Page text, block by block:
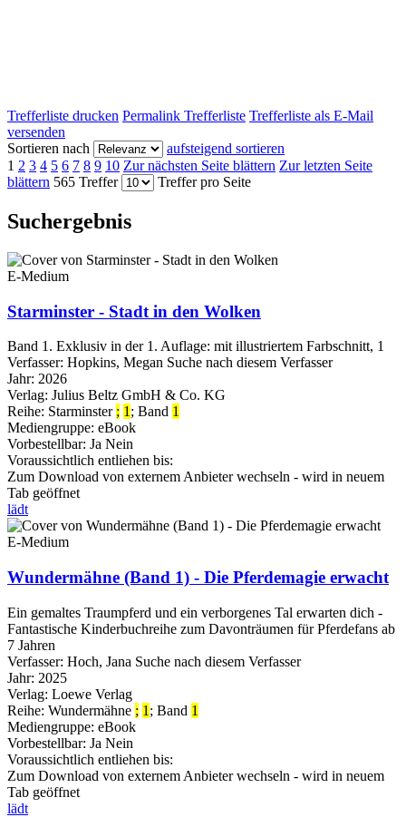
Trefferliste drucken Permalink Trefferliste Trefferliste als E-Mail
versenden
Sortieren nach
aufsteigend sortieren
1 2 3 4 5 6 7 8 9 10 Zur nächsten Seite blättern Zur letzten Seite
blättern 565 Treffer Treffer pro Seite
Suchergebnis
E-Medium
Starminster - Stadt in den Wolken
Band 1. Exklusiv in der 1. Auflage: mit illustriertem Farbschnitt, 1
Verfasser: Hopkins, Megan Suche nach diesem Verfasser
Jahr: 2026
Verlag: Julius Beltz GmbH & Co. KG
Reihe: Starminster ; 1 ; Band 1
Mediengruppe: eBook
Vorbestellbar: Ja Nein
Voraussichtlich entliehen bis:
Zum Download von externem Anbieter wechseln - wird in neuem
Tab geöffnet
lädt
E-Medium
Wundermähne (Band 1) - Die Pferdemagie erwacht
Ein gemaltes Traumpferd und ein verborgenes Tal erwarten dich -
Fantastische Kinderbuchreihe zum Davonträumen für Pferdefans ab
7 Jahren
Verfasser: Hoch, Jana Suche nach diesem Verfasser
Jahr: 2025
Verlag: Loewe Verlag
Reihe: Wundermähne ; 1 ; Band 1
Mediengruppe: eBook
Vorbestellbar: Ja Nein
Voraussichtlich entliehen bis:
Zum Download von externem Anbieter wechseln - wird in neuem
Tab geöffnet
lädt